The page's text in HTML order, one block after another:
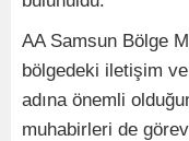
AA Samsun Bölge
bölgedeki iletişim
adına önemli
muhabirleri de